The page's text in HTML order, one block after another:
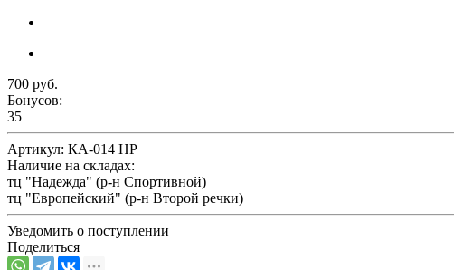
700 руб.
Бонусов:
35
Артикул: КА-014 HP
Наличие на складах:
тц "Надежда" (р-н Спортивной)
тц "Европейский" (р-н Второй речки)
Уведомить о поступлении
Поделиться